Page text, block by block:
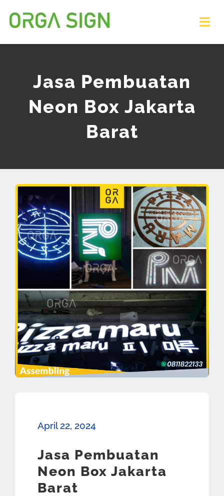
content
MINTA PENAWARAN
Jasa Pembuatan
Neon Box Jakarta
Barat
April 22, 2024
Jasa Pembuatan
Neon Box Jakarta
Barat